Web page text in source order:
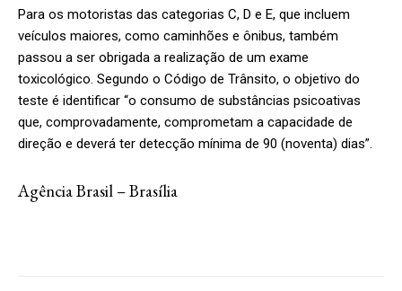
Para os motoristas das categorias C, D e E, que incluem
veículos maiores, como caminhões e ônibus, também
passou a ser obrigada a realização de um exame
toxicológico. Segundo o Código de Trânsito, o objetivo do
teste é identificar “o consumo de substâncias psicoativas
que, comprovadamente, comprometam a capacidade de
direção e deverá ter detecção mínima de 90 (noventa) dias”.
Agência Brasil – Brasília